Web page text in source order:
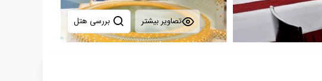
تصاویر بیشتر